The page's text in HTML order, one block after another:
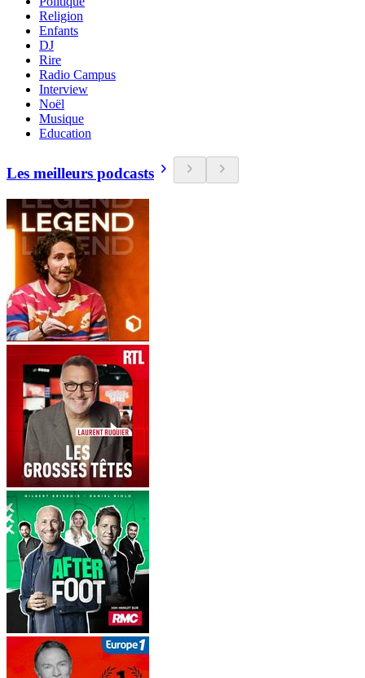
Religion
Enfants
DJ
Rire
Radio Campus
Interview
Noël
Musique
Education
Les meilleurs podcasts